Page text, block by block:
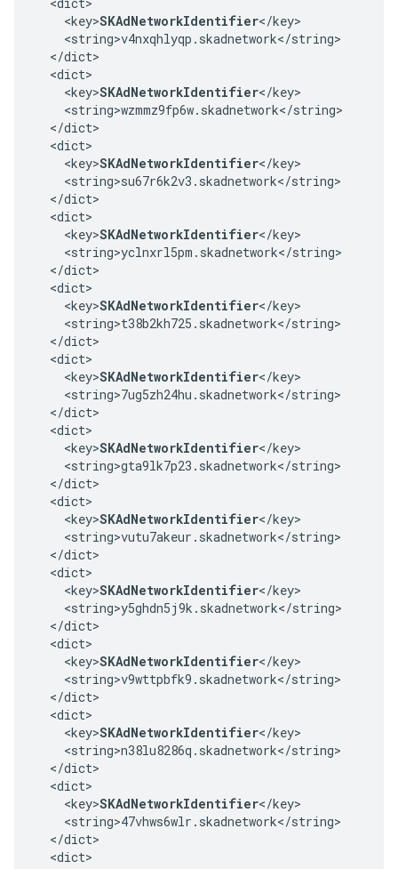
    <key>
SKAdNetworkIdentifier</key>
    <string>v4nxqhlyqp.skadnetwork</string>
  </dict>
  <dict>
    <key>
SKAdNetworkIdentifier</key>
    <string>wzmmz9fp6w.skadnetwork</string>
  </dict>
  <dict>
    <key>
SKAdNetworkIdentifier</key>
    <string>su67r6k2v3.skadnetwork</string>
  </dict>
  <dict>
    <key>
SKAdNetworkIdentifier</key>
    <string>yclnxrl5pm.skadnetwork</string>
  </dict>
  <dict>
    <key>
SKAdNetworkIdentifier</key>
    <string>t38b2kh725.skadnetwork</string>
  </dict>
  <dict>
    <key>
SKAdNetworkIdentifier</key>
    <string>7ug5zh24hu.skadnetwork</string>
  </dict>
  <dict>
    <key>
SKAdNetworkIdentifier</key>
    <string>gta9lk7p23.skadnetwork</string>
  </dict>
  <dict>
    <key>
SKAdNetworkIdentifier</key>
    <string>vutu7akeur.skadnetwork</string>
  </dict>
  <dict>
    <key>
SKAdNetworkIdentifier</key>
    <string>y5ghdn5j9k.skadnetwork</string>
  </dict>
  <dict>
    <key>
SKAdNetworkIdentifier</key>
    <string>v9wttpbfk9.skadnetwork</string>
  </dict>
  <dict>
    <key>
SKAdNetworkIdentifier</key>
    <string>n38lu8286q.skadnetwork</string>
  </dict>
  <dict>
    <key>
SKAdNetworkIdentifier</key>
    <string>47vhws6wlr.skadnetwork</string>
  </dict>
  <dict>